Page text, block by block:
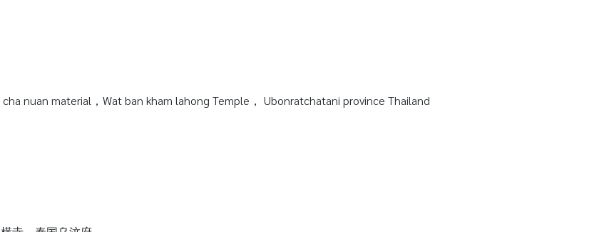
nuan material，Wat ban kham lahong Temple， Ubonratchatani province Thailand